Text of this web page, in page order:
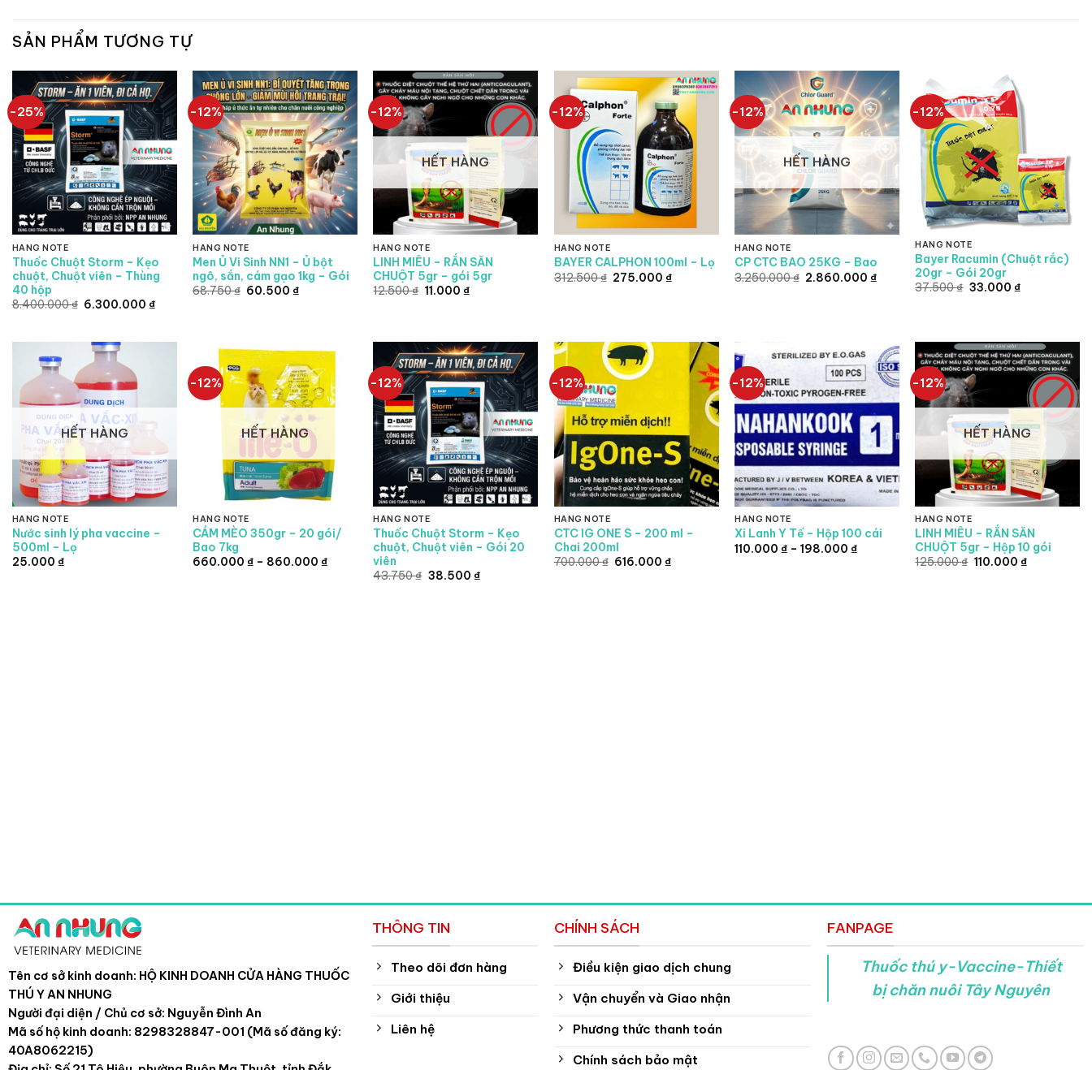
SẢN PHẨM TƯƠNG TỰ
-25%
HÀNG NOTE
Thuốc Chuột Storm – Kẹo
chuột, Chuột viên – Thùng
40 hộp
8.400.000₫ Giá
6.300.000 ₫Giá
6.300.000 ₫.
-12%
HÀNG NOTE
Men Ủ Vi Sinh NN1 – Ủ bột
ngô, sắn, cám gạo 1kg – Gói
68.750₫ Giá
60.500₫Giá
-12%
HẾT HÀNG
HÀNG NOTE
LINH MIÊU – RẮN SĂN
CHUỘT 5gr – gói 5gr
12.500₫ Giá
11.000 ₫Giá
-12%
HÀNG NOTE
BAYER CALPHON 100ml – Lọ
312.500₫ Giá
275.000 ₫Giá
-12%
HẾT HÀNG
HÀNG NOTE
CP CTC BAO 25KG – Bao
3.250.000₫ Giá
2.860.000₫Giá
-12%
HÀNG NOTE
Bayer Racumin (Chuột rắc)
20gr – Gói 20gr
37.500₫ Giá
33.000 ₫Giá
HẾT HÀNG
HÀNG NOTE
Nước sinh lý pha vaccine –
500ml – Lọ
25.000 ₫
-12%
HẾT HÀNG
HÀNG NOTE
CÁM MÈO 350gr – 20 gói/
Bao 7kg
660.000₫ – 860.000₫Khoảng
-12%
HÀNG NOTE
Thuốc Chuột Storm – Kẹo
chuột, Chuột viên – Gói 20
viên
43.750₫ Giá
38.500 ₫Giá
-12%
HÀNG NOTE
CTC IG ONE S – 200 ml –
Chai 200ml
700.000₫ Giá
616.000 ₫Giá
-12%
HÀNG NOTE
Xi Lanh Y Tế – Hộp 100 cái
110.000₫ – 198.000₫Khoảng
-12%
HẾT HÀNG
HÀNG NOTE
LINH MIÊU – RẮN SĂN
CHUỘT 5gr – Hộp 10 gói
125.000₫ Giá
110.000 ₫Giá
Tên cơ sở kinh doanh: HỘ KINH DOANH CỬA HÀNG THUỐC
THÚ Y AN NHUNG
Người đại diện / Chủ cơ sở: Nguyễn Đình An
Mã số hộ kinh doanh: 8298328847-001 (Mã số đăng ký:
40A8062215)
THÔNG TIN
Theo dõi đơn hàng
Giới thiệu
Liên hệ
CHÍNH SÁCH
Điều kiện giao dịch chung
Vận chuyển và Giao nhận
Phương thức thanh toán
Chính sách bảo mật
FANPAGE
Thuốc thú y-Vaccine-Thiết
bị chăn nuôi Tây Nguyên